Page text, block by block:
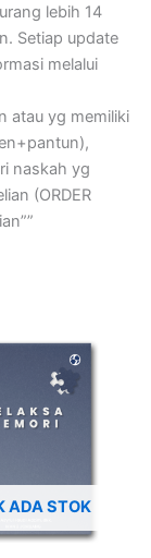
lebih 14
Setiap update
melalui
atau yg memiliki
naskah yg
(ORDER
ADA STOK